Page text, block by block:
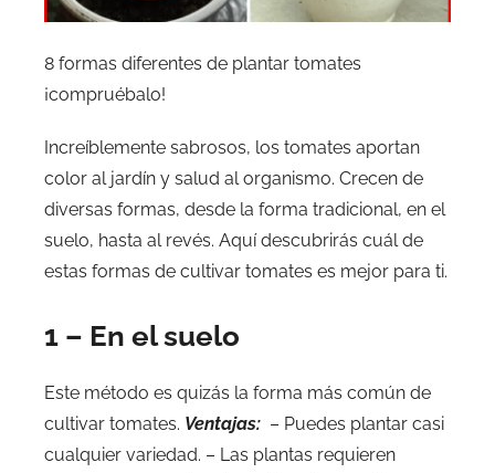
8 formas diferentes de plantar tomates
¡compruébalo!
Increíblemente sabrosos, los tomates aportan
color al jardín y salud al organismo. Crecen de
diversas formas, desde la forma tradicional, en el
suelo, hasta al revés. Aquí descubrirás cuál de
estas formas de cultivar tomates es mejor para ti.
1 – En el suelo
Este método es quizás la forma más común de
cultivar tomates. Ventajas: – Puedes plantar casi
cualquier variedad. – Las plantas requieren